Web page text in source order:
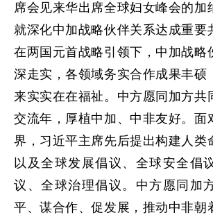
席会见来华出席全球妇女峰会的加
就深化中加战略伙伴关系达成重要
在两国元首战略引领下，中加战略
深走实，各领域务实合作成果丰硕
来实实在在福祉。中方愿同加方共
交流年，厚植中加、中非友好。面
界，习近平主席先后提出构建人类
以及全球发展倡议、全球安全倡
议、全球治理倡议。中方愿同加
平、谋合作、促发展，推动中非朝